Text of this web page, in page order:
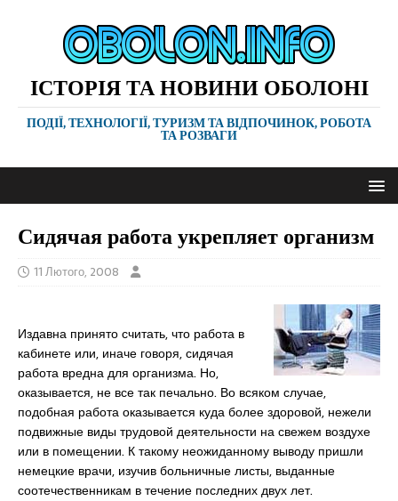
ІСТОРІЯ ТА НОВИНИ ОБОЛОНІ
ПОДІЇ, ТЕХНОЛОГІЇ, ТУРИЗМ ТА ВІДПОЧИНОК, РОБОТА
ТА РОЗВАГИ
Сидячая работа укрепляет организм
11 Лютого, 2008
Издавна принято считать, что работа в
кабинете или, иначе говоря, сидячая
работа вредна для организма. Но,
оказывается, не все так печально. Во всяком случае,
подобная работа оказывается куда более здоровой, нежели
подвижные виды трудовой деятельности на свежем воздухе
или в помещении. К такому неожиданному выводу пришли
немецкие врачи, изучив больничные листы, выданные
соотечественникам в течение последних двух лет.